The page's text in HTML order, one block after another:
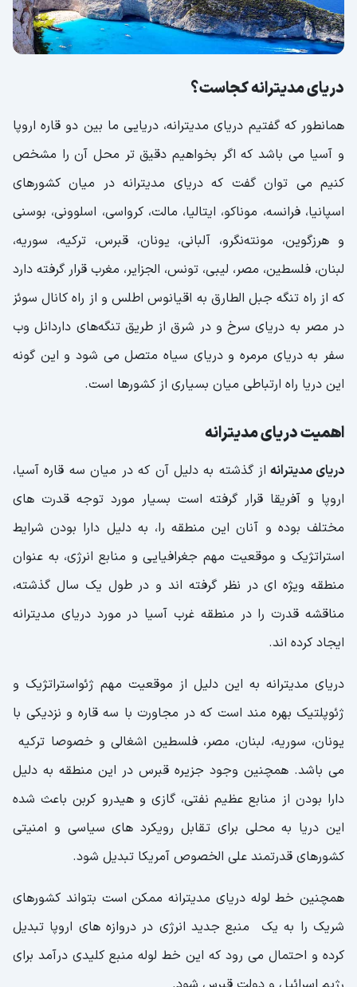
دریای مدیترانه کجاست؟
همانطور که گفتیم دریای مدیترانه، دریایی ما بین دو قاره اروپا
و آسیا می باشد که اگر بخواهیم دقیق تر محل آن را مشخص
کنیم می توان گفت که دریای مدیترانه در میان کشورهای
اسپانیا،‌ فرانسه، موناکو،‌ ایتالیا،‌ مالت،‌ کرواسی،‌ اسلوونی،‌ بوسنی
و هرزگوین، مونته‌نگرو،‌ آلبانی،‌ یونان، قبرس، ترکیه، سوریه،
لبنان، فلسطین، مصر، لیبی، تونس، الجزایر، مغرب قرار گرفته دارد
که از راه تنگه جبل الطارق به اقیانوس اطلس و از راه کانال سوئز
در مصر به دریای سرخ و در شرق از طریق تنگه‌های داردانل وب
سفر به دریای مرمره و دریای سیاه متصل می شود و این گونه
این دریا راه ارتباطی میان بسیاری از کشورها است.
اهمیت دریای مدیترانه
دریای مدیترانه از گذشته به دلیل آن که در میان سه قاره آسیا،
‌اروپا و آفریقا قرار گرفته است بسیار مورد توجه قدرت‌ های
مختلف بوده و آنان این منطقه را، به دلیل دارا بودن شرایط
استراتژیک و موقعیت مهم جغرافیایی و منابع انرژی، به عنوان
منطقه‌ ویژه ای در نظر گرفته اند و در طول یک سال گذشته،
مناقشه قدرت را در منطقه غرب آسیا در مورد دریای مدیترانه
ایجاد کرده اند.
دریای مدیترانه به این دلیل از موقعیت مهم ژئواستراتژیک و
ژئوپلتیک بهره مند است که در مجاورت با سه قاره و نزدیکی با
یونان، سوریه، لبنان، مصر، فلسطین اشغالی و خصوصا ترکیه
می باشد. همچنین وجود جزیره قبرس در این منطقه به دلیل
دارا بودن از منابع عظیم نفتی، گازی و هیدرو کربن باعث شده
این دریا به محلی برای تقابل رویکرد های سیاسی و امنیتی
کشورهای قدرتمند علی الخصوص آمریکا تبدیل شود.
همچنین خط لوله دریای مدیترانه ممکن است بتواند کشورهای
شریک را به یک منبع جدید انرژی در دروازه ‌های اروپا تبدیل
کرده و احتمال می رود که این خط لوله منبع کلیدی درآمد برای